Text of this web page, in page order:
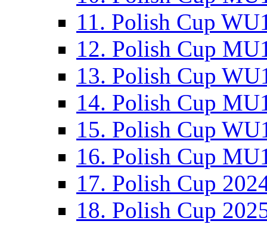
11. Polish Cup
12. Polish Cup
13. Polish Cup
14. Polish Cup
15. Polish Cup
16. Polish Cup
17. Polish Cup
18. Polish Cup